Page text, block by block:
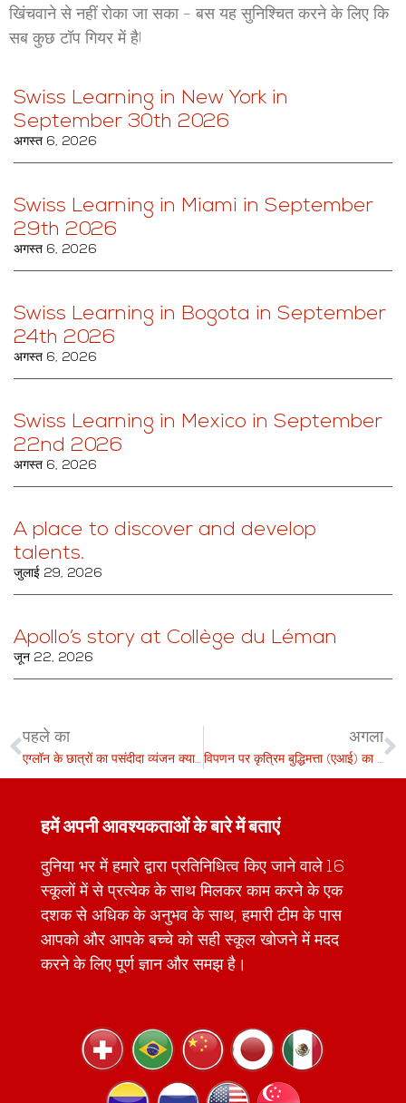
खिंचवाने से नहीं रोका जा सका - बस यह सुनिश्चित करने के लिए कि
सब कुछ टॉप गियर में है!
Swiss Learning in New York in
September 30th 2026
अगस्त 6, 2026
Swiss Learning in Miami in September
29th 2026
अगस्त 6, 2026
Swiss Learning in Bogota in September
24th 2026
अगस्त 6, 2026
Swiss Learning in Mexico in September
22nd 2026
अगस्त 6, 2026
A place to discover and develop
talents.
जुलाई 29, 2026
Apollo’s story at Collège du Léman
जून 22, 2026
पहले का
एग्लॉन के छात्रों का पसंदीदा व्यंजन क्या है? मछली और चिप्स? पैएला? करी?
अगला
विपणन पर कृत्रिम बुद्धिमत्ता (एआई) का प्रभाव
हमें अपनी आवश्यकताओं के बारे में बताएं
दुनिया भर में हमारे द्वारा प्रतिनिधित्व किए जाने वाले 16
स्कूलों में से प्रत्येक के साथ मिलकर काम करने के एक
दशक से अधिक के अनुभव के साथ, हमारी टीम के पास
आपको और आपके बच्चे को सही स्कूल खोजने में मदद
करने के लिए पूर्ण ज्ञान और समझ है।